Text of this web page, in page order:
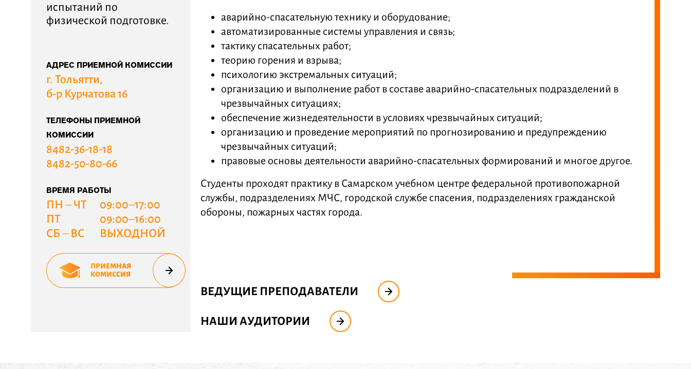
испытаний по
физической подготовке.
АДРЕС ПРИЕМНОЙ КОМИССИИ
г. Тольятти,
б-р Курчатова 16
ТЕЛЕФОНЫ ПРИЕМНОЙ
КОМИССИИ
8482-36-18-18
8482-50-80-66
ВРЕМЯ РАБОТЫ
ПН – ЧТ
09:00–17:00
ПТ
09:00–16:00
СБ – ВС
ВЫХОДНОЙ
ПРИЕМНАЯ
КОМИССИЯ
аварийно-спасательную технику и оборудование;
автоматизированные системы управления и связь;
тактику спасательных работ;
теорию горения и взрыва;
психологию экстремальных ситуаций;
организацию и выполнение работ в составе аварийно-спасательных подразделений в
чрезвычайных ситуациях;
обеспечение жизнедеятельности в условиях чрезвычайных ситуаций;
организацию и проведение мероприятий по прогнозированию и предупреждению
чрезвычайных ситуаций;
правовые основы деятельности аварийно-спасательных формирований и многое другое.
Студенты проходят практику в Самарском учебном центре федеральной противопожарной
службы, подразделениях МЧС, городской службе спасения, подразделениях гражданской
обороны, пожарных частях города.
ВЕДУЩИЕ ПРЕПОДАВАТЕЛИ
НАШИ АУДИТОРИИ